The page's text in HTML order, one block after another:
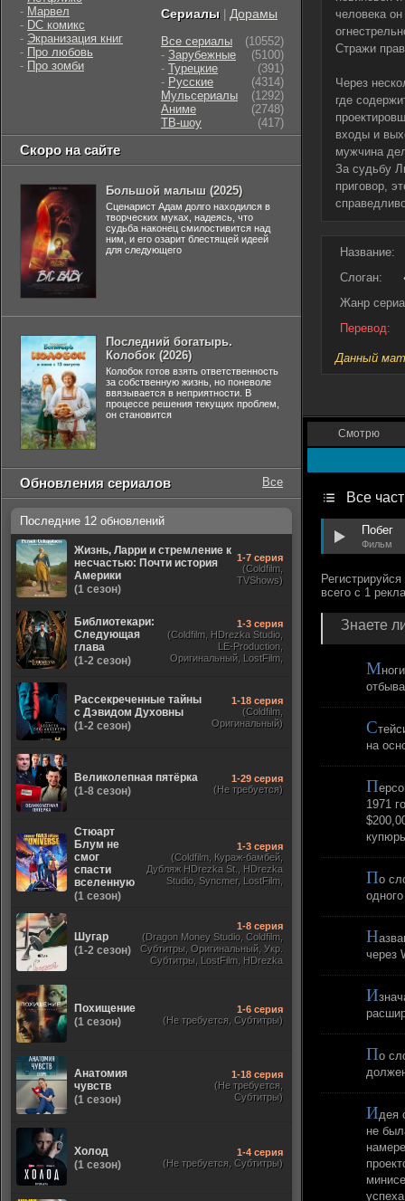
человека
Стражи
Через
где
входы и
мужчина
За судьбу
приговор,
Название:
Слоган:
Жанр
Перевод:
Данный
Смотрю
Все
Побег
Фильм
Знаете
М
С
на
П
1971
По
Н
через
И
По
Идея
не
- Марвел
- DC комикс
- Экранизация книг
- Про любовь
- Про зомби
Сериалы Дорамы
Все сериалы
(10552)
- Зарубежные
(5100)
- Турецкие
(391)
- Русские
(4314)
Мульсериалы
(1292)
Аниме
(2748)
ТВ-шоу
(417)
Скоро на сайте
Большой малыш (2025)
Сценарист Адам долго находился в
творческих муках, надеясь, что
судьба наконец смилостивится над
ним, и его озарит блестящей идеей
для следующего
Последний богатырь.
Колобок (2026)
Колобок готов взять ответственность
за собственную жизнь, но поневоле
ввязывается в неприятности. В
процессе решения текущих проблем,
он становится
Обновления сериалов Все
Последние 12 обновлений
Жизнь, Ларри и стремление к
несчастью: Почти история
Америки
(1 сезон)
1-7 серия
(Coldfilm,
TVShows)
Библиотекари:
Следующая
глава
(1-2 сезон)
1-3 серия
(Coldfilm, HDrezka Studio,
LE-Production,
Оригинальный, LostFilm,
Рассекреченные тайны
с Дэвидом Духовны
(1-2 сезон)
1-18 серия
(Coldfilm,
Оригинальный)
Великолепная пятёрка
(1-8 сезон)
1-29 серия
(Не требуется)
Стюарт
Блум не
смог
спасти
вселенную
(1 сезон)
1-3 серия
(Coldfilm, Кураж-бамбей,
Дубляж HDrezka St., HDrezka
Studio, Syncmer, LostFilm,
Шугар
(1-2 сезон)
1-8 серия
(Dragon Money Studio, Coldfilm,
Субтитры, Оригинальный, Укр.
Субтитры, LostFilm, HDrezka
Похищение
(1 сезон)
1-6 серия
(Не требуется, Субтитры)
Анатомия
чувств
(1 сезон)
1-18 серия
(Не требуется,
Субтитры)
Холод
(1 сезон)
1-4 серия
(Не требуется, Субтитры)